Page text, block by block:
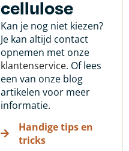
cellulose
Kan je nog niet kiezen?
Je kan altijd contact
opnemen met onze
klantenservice. Of lees
een van onze blog
artikelen voor meer
informatie.
Handige tips en
tricks